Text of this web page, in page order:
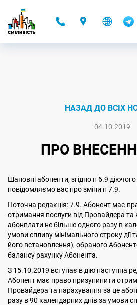
НАЗАД ДО ВСІХ
04.10.2019
ПРО
Шановні абоненти, згідно п 6.9
повідомляємо вас про зміни п 7.9.
Поточна редакція: 7.9. Абонент має
отримання послуги від Провайдера та
абонплати не більше одного разу в
умови спливу мінімального строку дії
його встановлення), обраного
балансу рахунку Абонента.
З 15.10.2019 вступає в дію наступна
Абонент має право призупинити
Провайдера та нарахування за це
разу в 90 календарних днів за умови